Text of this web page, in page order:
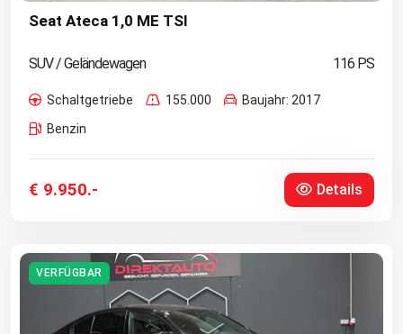
Seat Ateca 1,0 ME TSI
SUV / Geländewagen 116 PS
Schaltgetriebe 155.000
Baujahr: 2017
Benzin
€ 9.950.- Details
VERFÜGBAR